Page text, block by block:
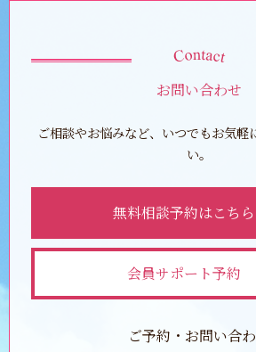
お問い合わせ
ご相談やお悩みなど、いつでもお気軽
い。
無料相談予約はこちら
会員サポート予約
ご予約・お問い合